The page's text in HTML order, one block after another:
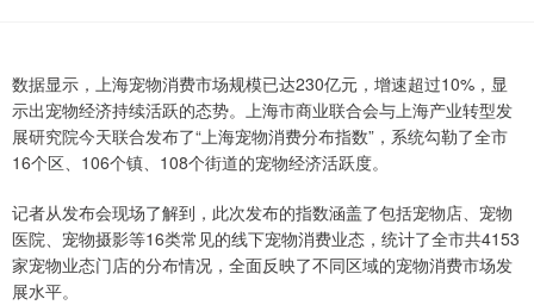
数据显示，上海宠物消费市场规模已达230亿元，增速超过10%，显
示出宠物经济持续活跃的态势。上海市商业联合会与上海产业转型发
展研究院今天联合发布了“上海宠物消费分布指数”，系统勾勒了全市
16个区、106个镇、108个街道的宠物经济活跃度。
记者从发布会现场了解到，此次发布的指数涵盖了包括宠物店、宠物
医院、宠物摄影等16类常见的线下宠物消费业态，统计了全市共4153
家宠物业态门店的分布情况，全面反映了不同区域的宠物消费市场发
展水平。